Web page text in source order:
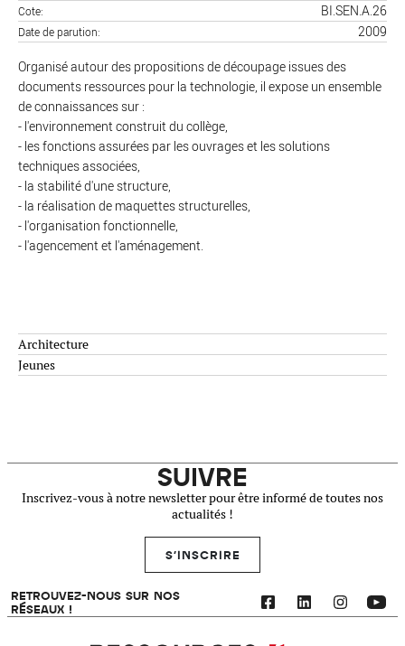
Architecture
Jeunes
Cote BI.SEN.A.26
Date de parution 2009
Organisé autour des propositions de découpage issues des
documents ressources pour la technologie, il expose un ensemble
de connaissances sur :
- l'environnement construit du collège,
- les fonctions assurées par les ouvrages et les solutions
techniques associées,
- la stabilité d'une structure,
- la réalisation de maquettes structurelles,
- l'organisation fonctionnelle,
- l'agencement et l'aménagement.
SUIVRE
Inscrivez-vous à notre newsletter pour être informé de toutes nos
actualités !
S'INSCRIRE
RETROUVEZ-NOUS SUR NOS
RÉSEAUX !